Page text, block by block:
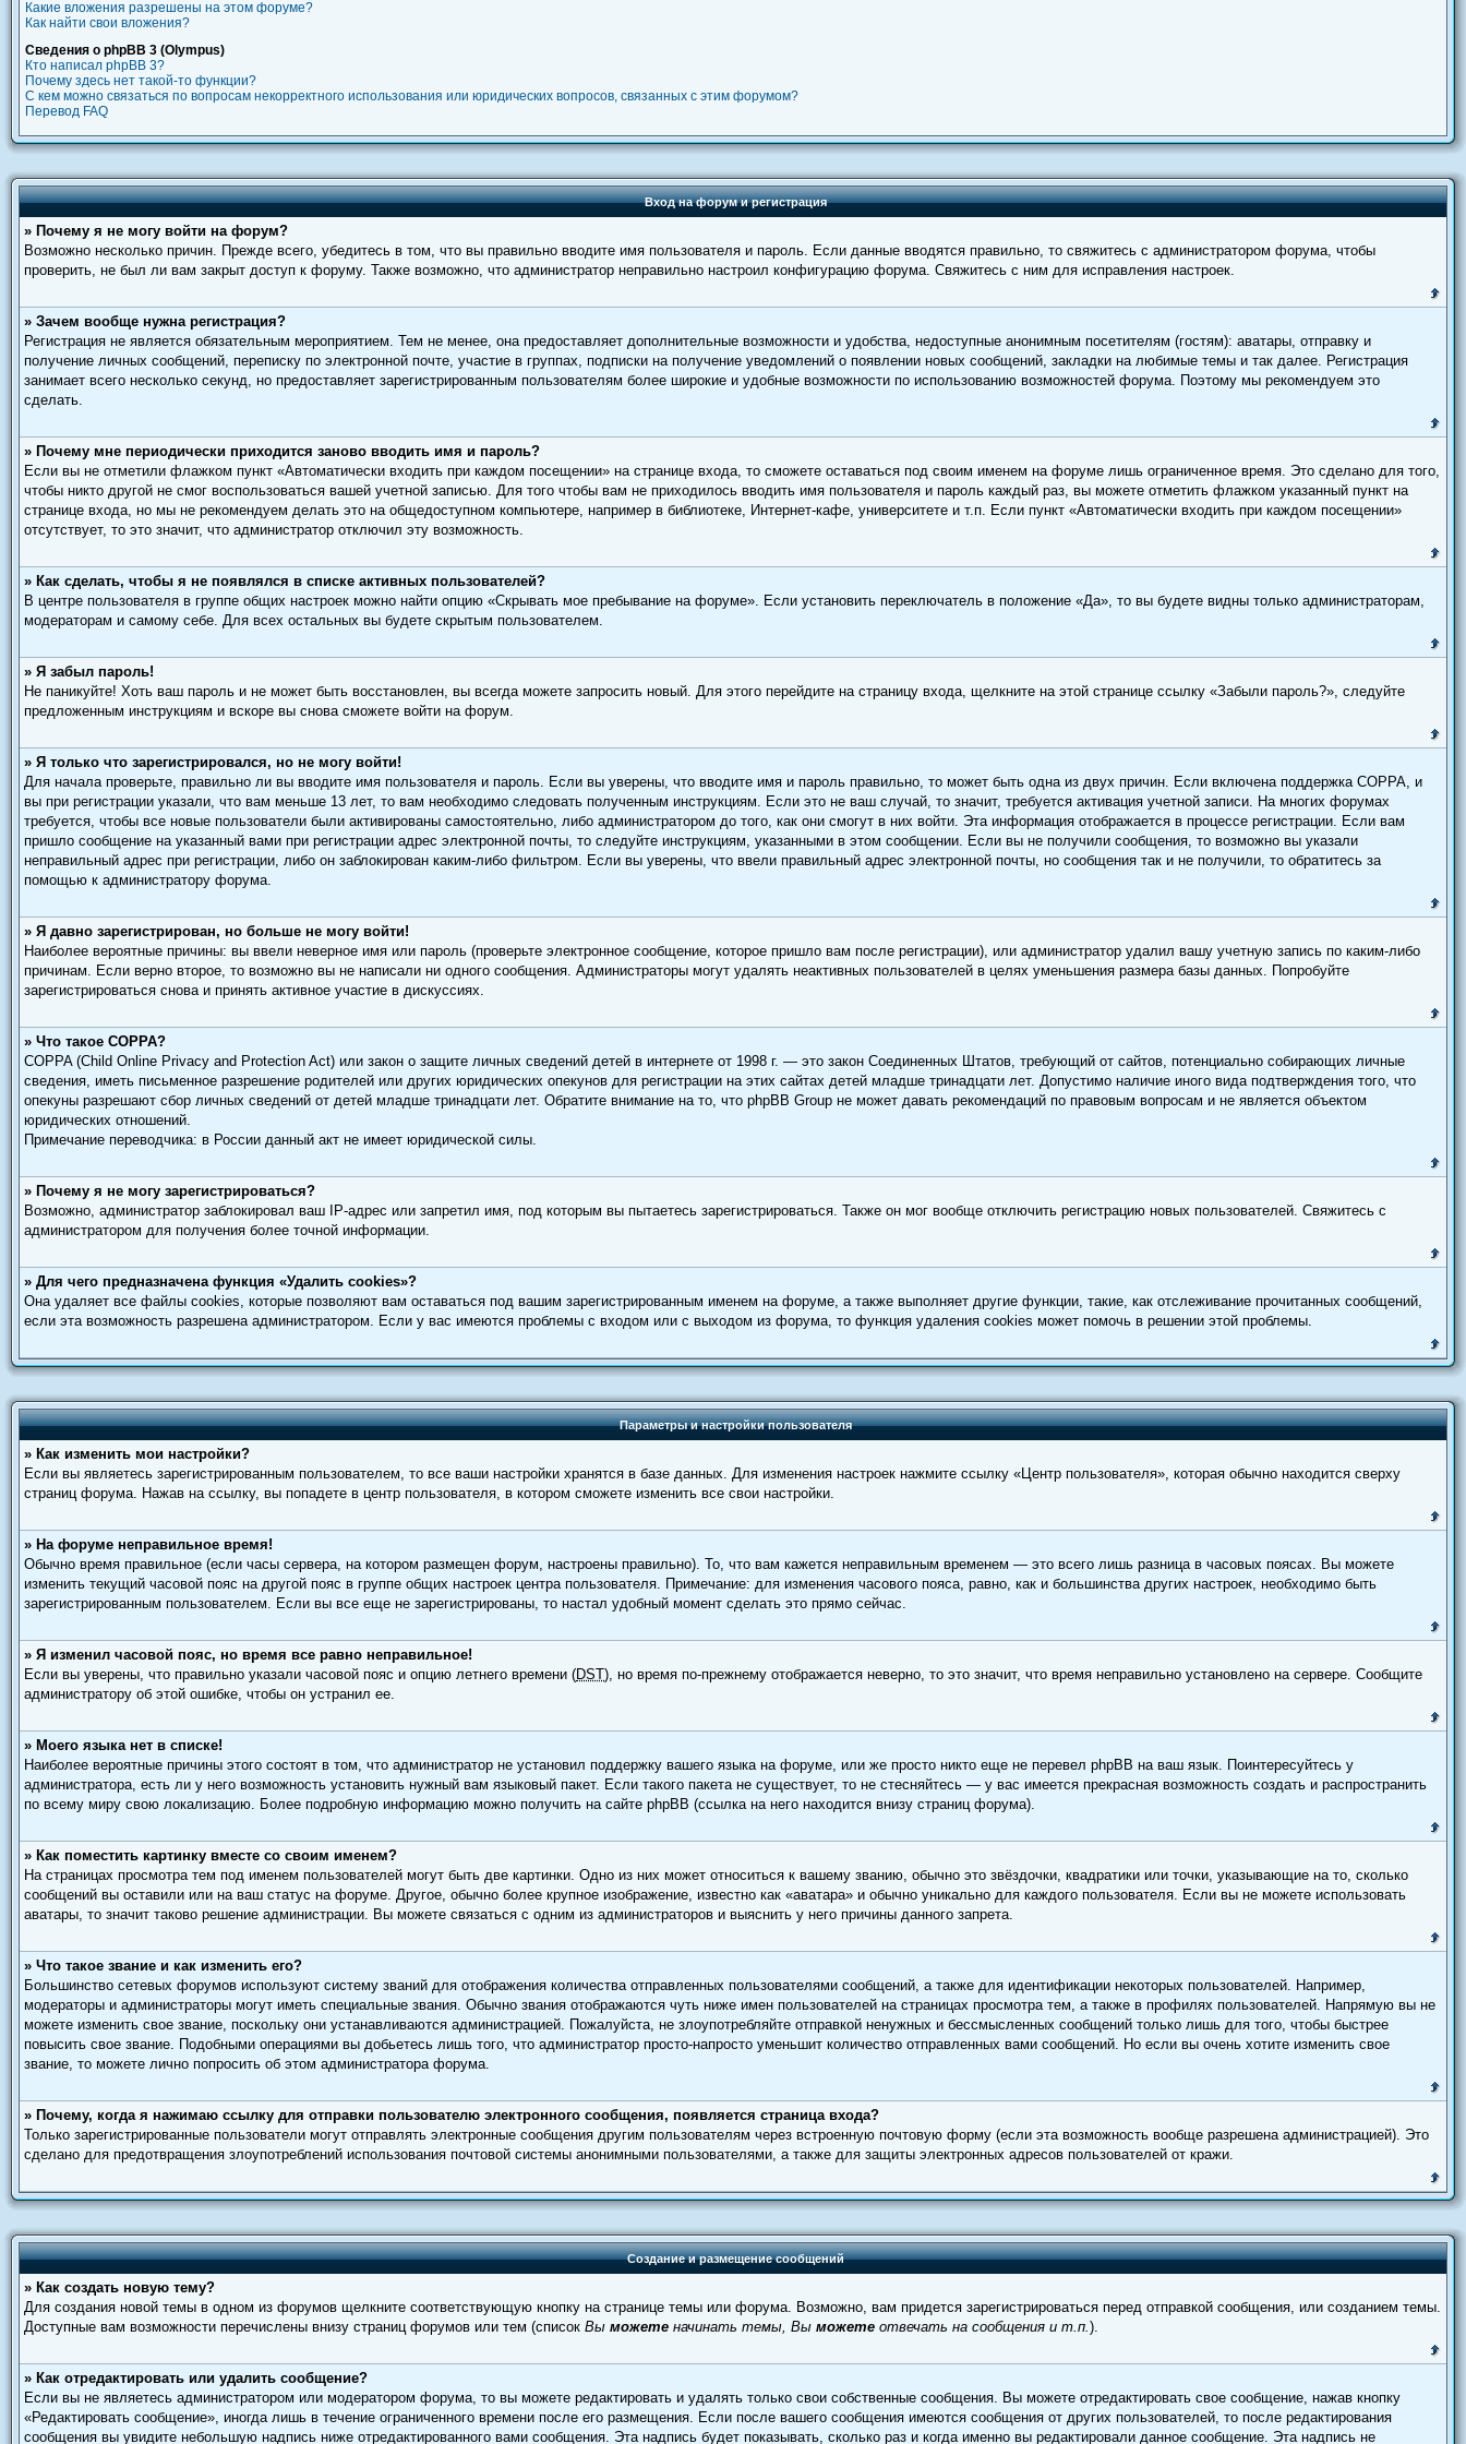
Какие вложения разрешены на этом форуме?
Как найти свои вложения?
Сведения о phpBB 3 (Olympus)
Кто написал phpBB 3?
Почему здесь нет такой-то функции?
С кем можно связаться по вопросам некорректного использования или юридических вопросов, связанных с этим форумом?
Перевод FAQ
Вход на форум и регистрация
» Почему я не могу войти на форум?
Возможно несколько причин. Прежде всего, убедитесь в том, что вы правильно вводите имя пользователя и пароль. Если данные вводятся правильно, то свяжитесь с администратором форума, чтобы
проверить, не был ли вам закрыт доступ к форуму. Также возможно, что администратор неправильно настроил конфигурацию форума. Свяжитесь с ним для исправления настроек.
» Зачем вообще нужна регистрация?
Регистрация не является обязательным мероприятием. Тем не менее, она предоставляет дополнительные возможности и удобства, недоступные анонимным посетителям (гостям): аватары, отправку и
получение личных сообщений, переписку по электронной почте, участие в группах, подписки на получение уведомлений о появлении новых сообщений, закладки на любимые темы и так далее. Регистрация
занимает всего несколько секунд, но предоставляет зарегистрированным пользователям более широкие и удобные возможности по использованию возможностей форума. Поэтому мы рекомендуем это
сделать.
» Почему мне периодически приходится заново вводить имя и пароль?
Если вы не отметили флажком пункт «Автоматически входить при каждом посещении» на странице входа, то сможете оставаться под своим именем на форуме лишь ограниченное время. Это сделано для того,
чтобы никто другой не смог воспользоваться вашей учетной записью. Для того чтобы вам не приходилось вводить имя пользователя и пароль каждый раз, вы можете отметить флажком указанный пункт на
странице входа, но мы не рекомендуем делать это на общедоступном компьютере, например в библиотеке, Интернет-кафе, университете и т.п. Если пункт «Автоматически входить при каждом посещении»
отсутствует, то это значит, что администратор отключил эту возможность.
» Как сделать, чтобы я не появлялся в списке активных пользователей?
В центре пользователя в группе общих настроек можно найти опцию «Скрывать мое пребывание на форуме». Если установить переключатель в положение «Да», то вы будете видны только администраторам,
модераторам и самому себе. Для всех остальных вы будете скрытым пользователем.
» Я забыл пароль!
Не паникуйте! Хоть ваш пароль и не может быть восстановлен, вы всегда можете запросить новый. Для этого перейдите на страницу входа, щелкните на этой странице ссылку «Забыли пароль?», следуйте
предложенным инструкциям и вскоре вы снова сможете войти на форум.
» Я только что зарегистрировался, но не могу войти!
Для начала проверьте, правильно ли вы вводите имя пользователя и пароль. Если вы уверены, что вводите имя и пароль правильно, то может быть одна из двух причин. Если включена поддержка COPPA, и
вы при регистрации указали, что вам меньше 13 лет, то вам необходимо следовать полученным инструкциям. Если это не ваш случай, то значит, требуется активация учетной записи. На многих форумах
требуется, чтобы все новые пользователи были активированы самостоятельно, либо администратором до того, как они смогут в них войти. Эта информация отображается в процессе регистрации. Если вам
пришло сообщение на указанный вами при регистрации адрес электронной почты, то следуйте инструкциям, указанными в этом сообщении. Если вы не получили сообщения, то возможно вы указали
неправильный адрес при регистрации, либо он заблокирован каким-либо фильтром. Если вы уверены, что ввели правильный адрес электронной почты, но сообщения так и не получили, то обратитесь за
помощью к администратору форума.
» Я давно зарегистрирован, но больше не могу войти!
Наиболее вероятные причины: вы ввели неверное имя или пароль (проверьте электронное сообщение, которое пришло вам после регистрации), или администратор удалил вашу учетную запись по каким-либо
причинам. Если верно второе, то возможно вы не написали ни одного сообщения. Администраторы могут удалять неактивных пользователей в целях уменьшения размера базы данных. Попробуйте
зарегистрироваться снова и принять активное участие в дискуссиях.
» Что такое COPPA?
COPPA (Child Online Privacy and Protection Act) или закон о защите личных сведений детей в интернете от 1998 г. — это закон Соединенных Штатов, требующий от сайтов, потенциально собирающих личные
сведения, иметь письменное разрешение родителей или других юридических опекунов для регистрации на этих сайтах детей младше тринадцати лет. Допустимо наличие иного вида подтверждения того, что
опекуны разрешают сбор личных сведений от детей младше тринадцати лет. Обратите внимание на то, что phpBB Group не может давать рекомендаций по правовым вопросам и не является объектом
юридических отношений.
Примечание переводчика: в России данный акт не имеет юридической силы.
» Почему я не могу зарегистрироваться?
Возможно, администратор заблокировал ваш IP-адрес или запретил имя, под которым вы пытаетесь зарегистрироваться. Также он мог вообще отключить регистрацию новых пользователей. Свяжитесь с
администратором для получения более точной информации.
» Для чего предназначена функция «Удалить cookies»?
Она удаляет все файлы cookies, которые позволяют вам оставаться под вашим зарегистрированным именем на форуме, а также выполняет другие функции, такие, как отслеживание прочитанных сообщений,
если эта возможность разрешена администратором. Если у вас имеются проблемы с входом или с выходом из форума, то функция удаления cookies может помочь в решении этой проблемы.
Параметры и настройки пользователя
» Как изменить мои настройки?
Если вы являетесь зарегистрированным пользователем, то все ваши настройки хранятся в базе данных. Для изменения настроек нажмите ссылку «Центр пользователя», которая обычно находится сверху
страниц форума. Нажав на ссылку, вы попадете в центр пользователя, в котором сможете изменить все свои настройки.
» На форуме неправильное время!
Обычно время правильное (если часы сервера, на котором размещен форум, настроены правильно). То, что вам кажется неправильным временем — это всего лишь разница в часовых поясах. Вы можете
изменить текущий часовой пояс на другой пояс в группе общих настроек центра пользователя. Примечание: для изменения часового пояса, равно, как и большинства других настроек, необходимо быть
зарегистрированным пользователем. Если вы все еще не зарегистрированы, то настал удобный момент сделать это прямо сейчас.
» Я изменил часовой пояс, но время все равно неправильное!
Если вы уверены, что правильно указали часовой пояс и опцию летнего времени (DST), но время по-прежнему отображается неверно, то это значит, что время неправильно установлено на сервере. Сообщите
администратору об этой ошибке, чтобы он устранил ее.
» Моего языка нет в списке!
Наиболее вероятные причины этого состоят в том, что администратор не установил поддержку вашего языка на форуме, или же просто никто еще не перевел phpBB на ваш язык. Поинтересуйтесь у
администратора, есть ли у него возможность установить нужный вам языковый пакет. Если такого пакета не существует, то не стесняйтесь — у вас имеется прекрасная возможность создать и распространить
по всему миру свою локализацию. Более подробную информацию можно получить на сайте phpBB (ссылка на него находится внизу страниц форума).
» Как поместить картинку вместе со своим именем?
На страницах просмотра тем под именем пользователей могут быть две картинки. Одно из них может относиться к вашему званию, обычно это звёздочки, квадратики или точки, указывающие на то, сколько
сообщений вы оставили или на ваш статус на форуме. Другое, обычно более крупное изображение, известно как «аватара» и обычно уникально для каждого пользователя. Если вы не можете использовать
аватары, то значит таково решение администрации. Вы можете связаться с одним из администраторов и выяснить у него причины данного запрета.
» Что такое звание и как изменить его?
Большинство сетевых форумов используют систему званий для отображения количества отправленных пользователями сообщений, а также для идентификации некоторых пользователей. Например,
модераторы и администраторы могут иметь специальные звания. Обычно звания отображаются чуть ниже имен пользователей на страницах просмотра тем, а также в профилях пользователей. Напрямую вы не
можете изменить свое звание, поскольку они устанавливаются администрацией. Пожалуйста, не злоупотребляйте отправкой ненужных и бессмысленных сообщений только лишь для того, чтобы быстрее
повысить свое звание. Подобными операциями вы добьетесь лишь того, что администратор просто-напросто уменьшит количество отправленных вами сообщений. Но если вы очень хотите изменить свое
звание, то можете лично попросить об этом администратора форума.
» Почему, когда я нажимаю ссылку для отправки пользователю электронного сообщения, появляется страница входа?
Только зарегистрированные пользователи могут отправлять электронные сообщения другим пользователям через встроенную почтовую форму (если эта возможность вообще разрешена администрацией). Это
сделано для предотвращения злоупотреблений использования почтовой системы анонимными пользователями, а также для защиты электронных адресов пользователей от кражи.
Создание и размещение сообщений
» Как создать новую тему?
Для создания новой темы в одном из форумов щелкните соответствующую кнопку на странице темы или форума. Возможно, вам придется зарегистрироваться перед отправкой сообщения, или созданием темы.
Доступные вам возможности перечислены внизу страниц форумов или тем (список Вы можете начинать темы, Вы можете отвечать на сообщения и т.п.).
» Как отредактировать или удалить сообщение?
Если вы не являетесь администратором или модератором форума, то вы можете редактировать и удалять только свои собственные сообщения. Вы можете отредактировать свое сообщение, нажав кнопку
«Редактировать сообщение», иногда лишь в течение ограниченного времени после его размещения. Если после вашего сообщения имеются сообщения от других пользователей, то после редактирования
сообщения вы увидите небольшую надпись ниже отредактированного вами сообщения. Эта надпись будет показывать, сколько раз и когда именно вы редактировали данное сообщение. Эта надпись не